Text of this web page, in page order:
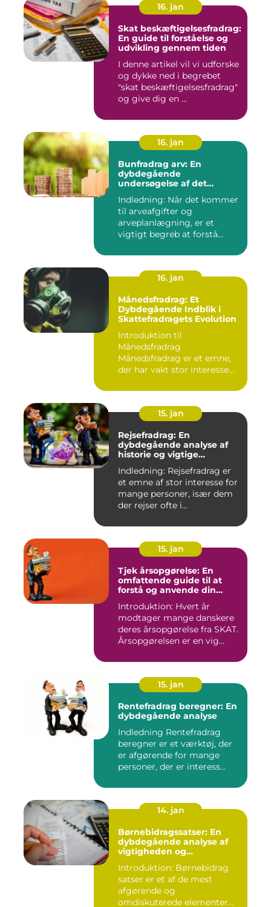
16. jan
Skat beskæftigelsesfradrag:
En guide til forståelse og
udvikling gennem tiden
I denne artikel vil vi udforske
og dykke ned i begrebet
"skat beskæftigelsesfradrag"
og give dig en ...
16. jan
Bunfradrag arv: En
dybdegående
undersøgelse af det
Indledning: Når det kommer
til arveafgifter og
arveplanlægning, er et
vigtigt begreb at forstå
16. jan
Månedsfradrag: Et
Dybdegående Indblik i
Skattefradragets Evolution
Introduktion til
Månedsfradrag
Månedsfradrag er et emne,
der har vakt stor interesse
15. jan
Rejsefradrag: En
dybdegående analyse af
historie og vigtige
Indledning: Rejsefradrag er
et emne af stor interesse for
mange personer, især dem
der rejser ofte i...
15. jan
Tjek årsopgørelse: En
omfattende guide til at
forstå og anvende din
Introduktion: Hvert år
modtager mange danskere
deres årsopgørelse fra SKAT.
Årsopgørelsen er en vig...
15. jan
Rentefradrag beregner: En
dybdegående analyse
Indledning Rentefradrag
beregner er et værktøj, der
er afgørende for mange
personer, der er interess...
14. jan
Børnebidragssatser: En
dybdegående analyse af
vigtigheden og
Introduktion: Børnebidrag
satser er et af de mest
afgørende og
omdiskuterede elementer